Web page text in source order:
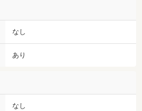
なし
あり
なし